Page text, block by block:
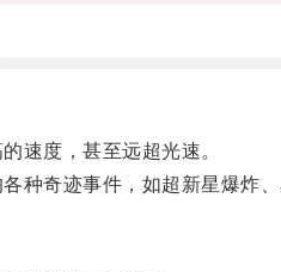
速度，甚至远超光速。
奇迹事件，如超新星爆炸、